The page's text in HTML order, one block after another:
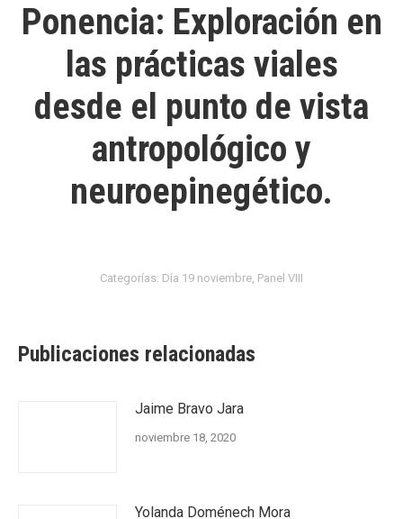
Ponencia: Exploración en
las prácticas viales
desde el punto de vista
antropológico y
neuroepinegético.
Categorías: Día 19 noviembre, Panel VIII
Publicaciones relacionadas
Jaime Bravo Jara
noviembre 18, 2020
Yolanda Doménech Mora